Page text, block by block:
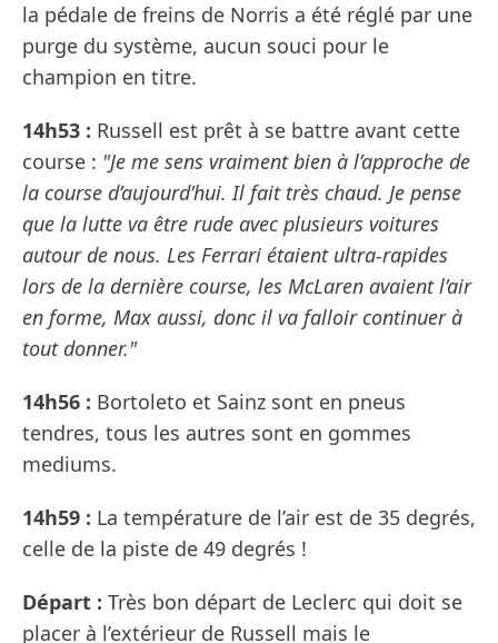
la pédale de freins de Norris a été réglé par une
purge du système, aucun souci pour le
champion en titre.
14h53 : Russell est prêt à se battre avant cette
course : "Je me sens vraiment bien à l’approche de
la course d’aujourd’hui. Il fait très chaud. Je pense
que la lutte va être rude avec plusieurs voitures
autour de nous. Les Ferrari étaient ultra-rapides
lors de la dernière course, les McLaren avaient l’air
en forme, Max aussi, donc il va falloir continuer à
tout donner."
14h56 : Bortoleto et Sainz sont en pneus
tendres, tous les autres sont en gommes
mediums.
14h59 : La température de l’air est de 35 degrés,
celle de la piste de 49 degrés !
Départ : Très bon départ de Leclerc qui doit se
placer à l’extérieur de Russell mais le